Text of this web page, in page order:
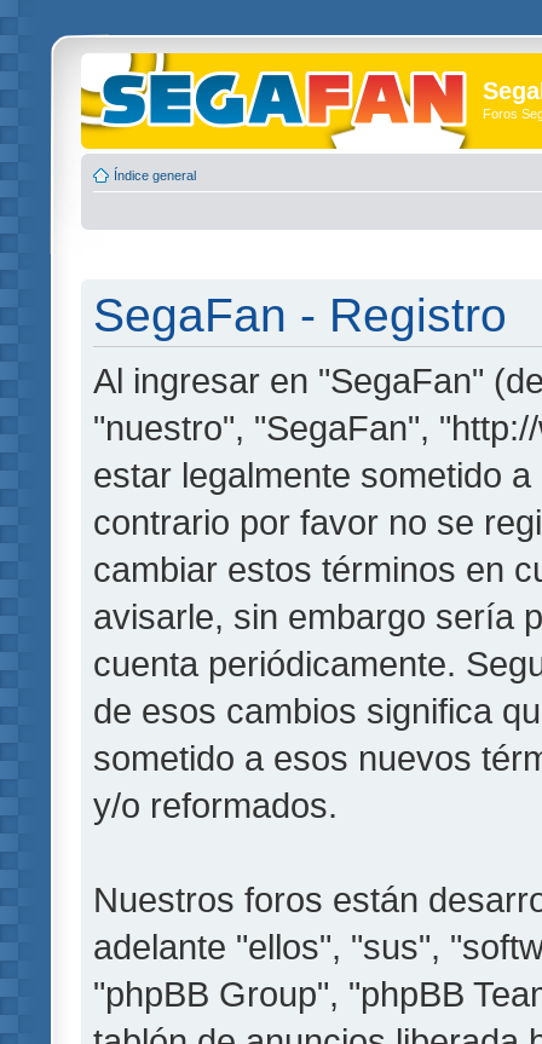
Foros
Índice general
SegaFan - Registro
Al ingresar en "SegaFan"
"nuestro", "SegaFan",
estar legalmente sometido
contrario por favor no se
cambiar estos términos en
avisarle, sin embargo sería
cuenta periódicamente.
de esos cambios significa
sometido a esos nuevos
y/o reformados.
Nuestros foros están
adelante "ellos", "sus",
"phpBB Group", "phpBB